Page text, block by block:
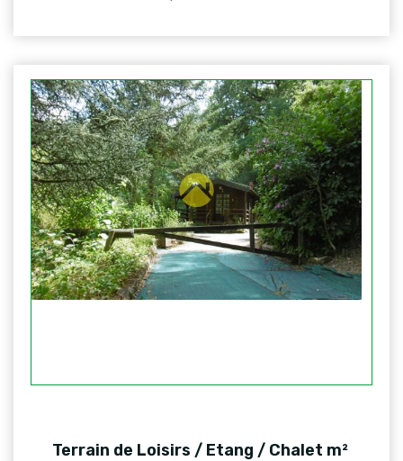
Terrain de Loisirs / Etang / Chalet m²